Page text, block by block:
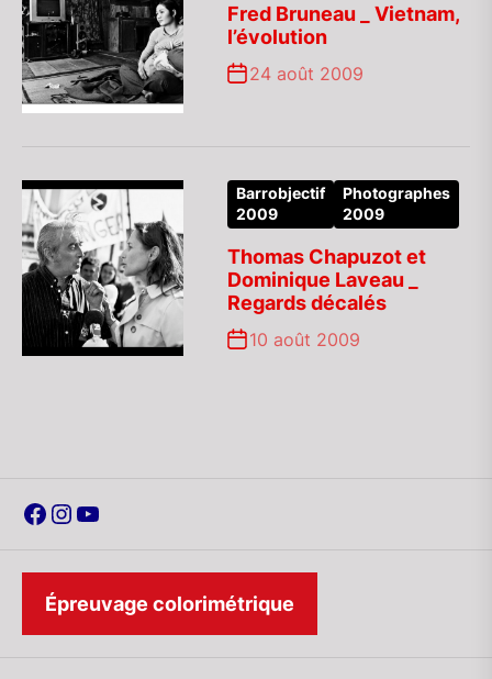
Fred Bruneau _ Vietnam,
l’évolution
24 août 2009
Barrobjectif
2009
Photographes
2009
Thomas Chapuzot et
Dominique Laveau _
Regards décalés
10 août 2009
Facebook
Instagram
YouTube
Épreuvage colorimétrique